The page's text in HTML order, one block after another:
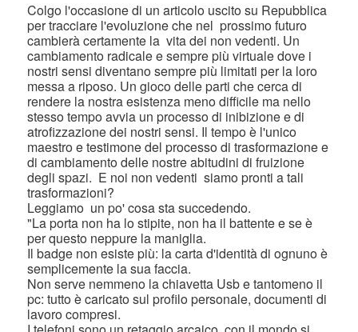
Colgo l'occasione di un articolo uscito su Repubblica
per tracciare l'evoluzione che nel prossimo futuro
cambierà certamente la vita dei non vedenti. Un
cambiamento radicale e sempre più virtuale dove i
nostri sensi diventano sempre più limitati per la loro
messa a riposo. Un gioco delle parti che cerca di
rendere la nostra esistenza meno difficile ma nello
stesso tempo avvia un processo di inibizione e di
atrofizzazione dei nostri sensi. Il tempo è l'unico
maestro e testimone del processo di trasformazione e
di cambiamento delle nostre abitudini di fruizione
degli spazi. E noi non vedenti siamo pronti a tali
trasformazioni?
Leggiamo un po' cosa sta succedendo.
"La porta non ha lo stipite, non ha il battente e se è
per questo neppure la maniglia.
Il badge non esiste più: la carta d'identità di ognuno è
semplicemente la sua faccia.
Non serve nemmeno la chiavetta Usb e tantomeno il
pc: tutto è caricato sul profilo personale, documenti di
lavoro compresi.